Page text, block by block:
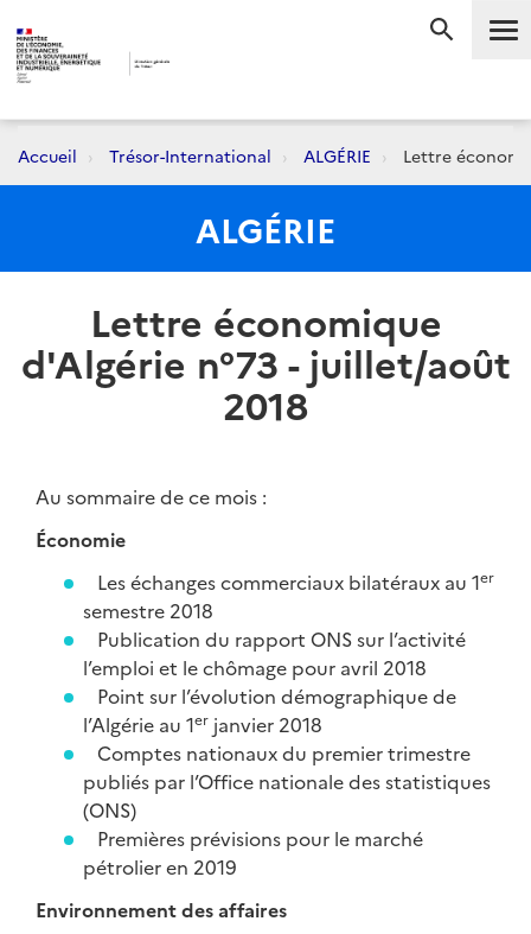
Accueil Trésor-International ALGÉRIE Lettre
ALGÉRIE
Lettre économique
d'Algérie n°73 - juillet/août
2018
Au sommaire de ce mois :
Économie
Les échanges commerciaux bilatéraux au 1er
semestre 2018
Publication du rapport ONS sur l’activité
l’emploi et le chômage pour avril 2018
Point sur l’évolution démographique de
l’Algérie au 1er janvier 2018
Comptes nationaux du premier trimestre
publiés par l’Office nationale des statistiques
(ONS)
Premières prévisions pour le marché
pétrolier en 2019
Environnement des affaires